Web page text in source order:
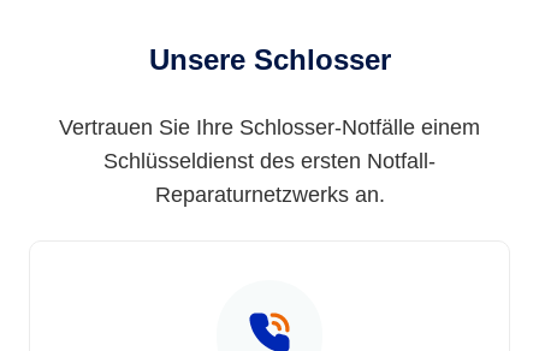
Unsere Schlosser
Vertrauen Sie Ihre Schlosser-Notfälle einem
Schlüsseldienst des ersten Notfall-
Reparaturnetzwerks an.